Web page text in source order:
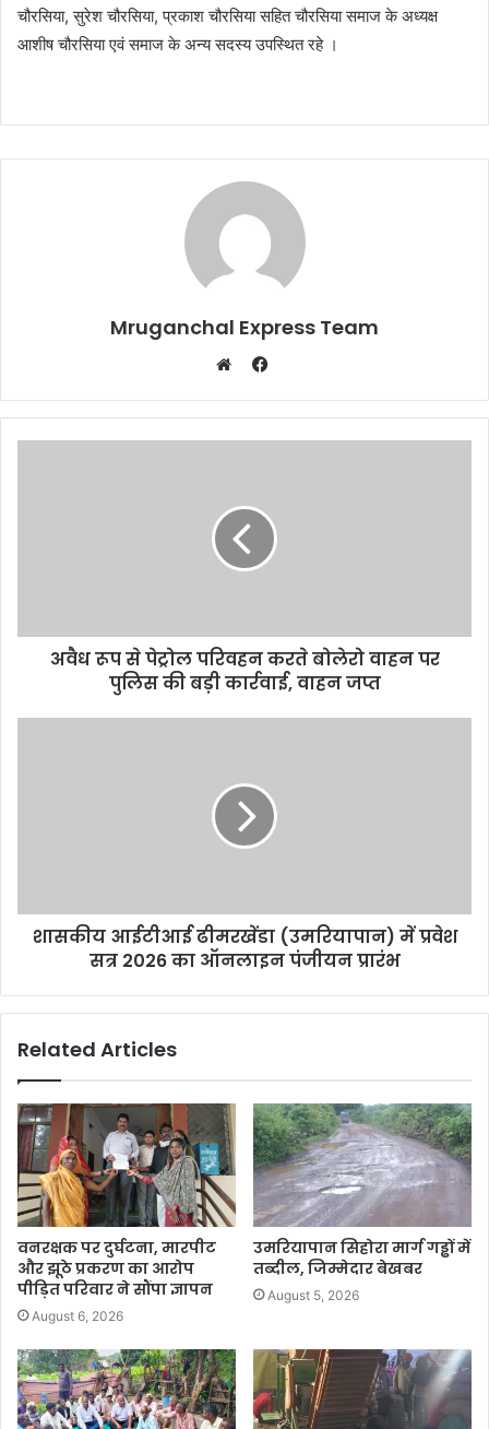
चौरसिया, सुरेश चौरसिया, प्रकाश चौरसिया सहित चौरसिया समाज के अध्यक्ष
आशीष चौरसिया एवं समाज के अन्य सदस्य उपस्थित रहे ।
Mruganchal Express Team
Facebook
अवैध रूप से पेट्रोल परिवहन करते बोलेरो वाहन पर
पुलिस की बड़ी कार्रवाई, वाहन जप्त
शासकीय आईटीआई ढीमरखेंडा (उमरियापान) में प्रवेश
सत्र 2026 का ऑनलाइन पंजीयन प्रारंभ
Related Articles
वनरक्षक पर दुर्घटना, मारपीट
और झूठे प्रकरण का आरोप
पीड़ित परिवार ने सौंपा ज्ञापन
August 6, 2026
उमरियापान सिहोरा मार्ग गड्ढों में
तब्दील, जिम्मेदार बेखबर
August 5, 2026